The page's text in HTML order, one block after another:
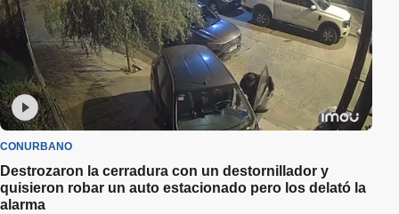
CONURBANO
Destrozaron la cerradura con un destornillador y
quisieron robar un auto estacionado pero los delató la
alarma